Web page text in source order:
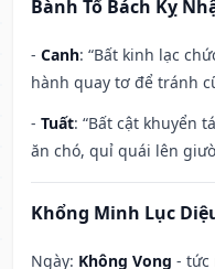
Bành Tổ Bách Kỵ
- Canh: “Bất kinh lạc
hành quay tơ để tránh
- Tuất: “Bất cật khuyển
ăn chó, quỉ quái lên
Khổng Minh Lục
Ngày: Không Vong - tức